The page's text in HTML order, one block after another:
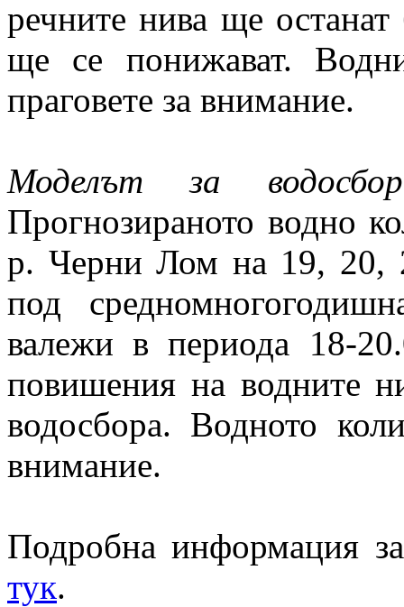
речните нива ще
ще се понижават.
праговете за внимание.
Моделът за
Прогнозираното водно
р. Черни Лом на 19, 20,
под
валежи в периода 18-
повишения на водните
водосбора. Водното
внимание.
Подробна информация
тук.